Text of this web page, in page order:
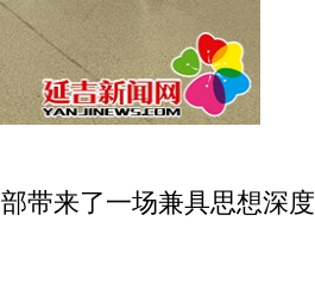
带来了一场兼具思想深度